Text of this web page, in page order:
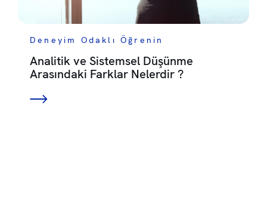
Deneyim Odaklı Öğrenin
Analitik ve Sistemsel Düşünme
Arasındaki Farklar Nelerdir ?